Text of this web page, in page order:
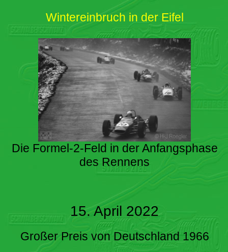
Wintereinbruch in der Eifel
Die Formel-2-Feld in der Anfangsphase
des Rennens
15. April 2022
Großer Preis von Deutschland 1966